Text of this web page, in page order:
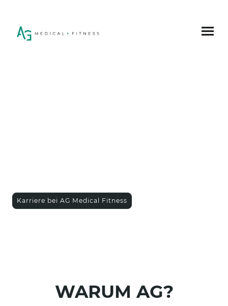
Karriere bei AG Medical Fitness
WARUM AG?